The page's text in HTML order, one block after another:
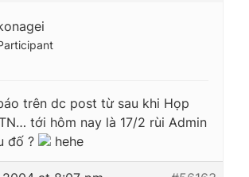
trên dc post từ sau khi Họp
tới hôm nay là 17/2 rùi Admin
đố ?
hehe